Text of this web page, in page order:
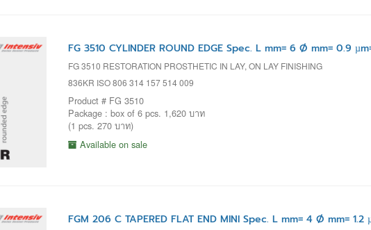
FG 3510 CYLINDER ROUND EDGE Spec. L mm= 6 Ø mm= 0.9
FG 3510 RESTORATION PROSTHETIC IN LAY, ON LAY FINISHING
836KR ISO 806 314 157 514 009
Product # FG 3510
Package : box of 6 pcs. 1,620 บาท
(1 pcs. 270 บาท)
Available on sale
FGM 206 C TAPERED FLAT END MINI Spec. L mm= 4 Ø mm= 1.2